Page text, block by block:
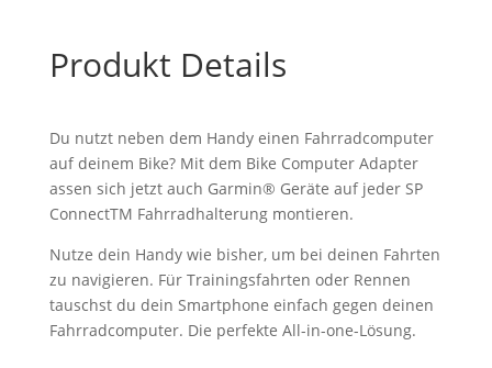
Produkt Details
Du nutzt neben dem Handy einen Fahrradcomputer
auf deinem Bike? Mit dem Bike Computer Adapter
assen sich jetzt auch Garmin® Geräte auf jeder SP
ConnectTM Fahrradhalterung montieren.
Nutze dein Handy wie bisher, um bei deinen Fahrten
zu navigieren. Für Trainingsfahrten oder Rennen
tauschst du dein Smartphone einfach gegen deinen
Fahrradcomputer. Die perfekte All-in-one-Lösung.